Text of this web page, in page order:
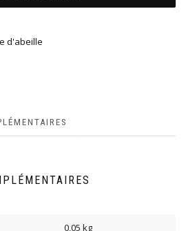
d'abeille
0,05 kg